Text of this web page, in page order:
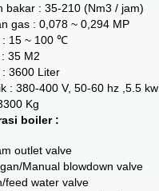
bakar : 35-210 (Nm3 / jam)
gas : 0,078 ~ 0,294 MP
: 15 ~ 100 ℃
35 M2
: 3600 Liter
: 380-400 V, 50-60 hz ,5.5 kw
Kg
boiler :
outlet valve
Manual blowdown valve
feed water valve